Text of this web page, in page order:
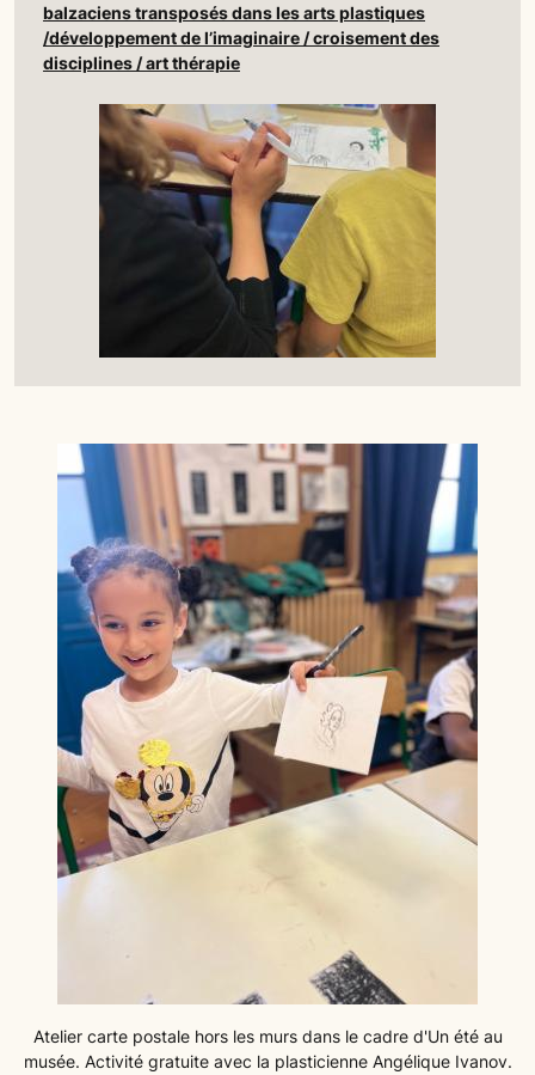
balzaciens transposés dans les arts plastiques
/développement de l’imaginaire / croisement des
disciplines / art thérapie
Atelier carte postale hors les murs dans le cadre d'Un été au
musée. Activité gratuite avec la plasticienne Angélique Ivanov.